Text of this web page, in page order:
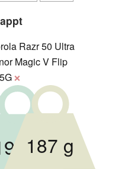
Razr 50 Ultra
Magic V Flip
❌
g
187 g